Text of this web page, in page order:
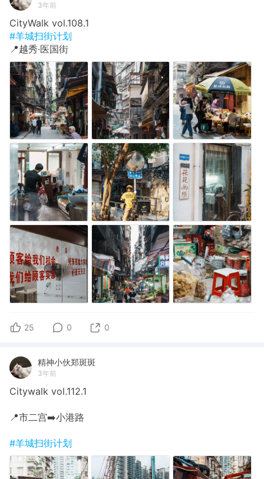
3年前
CityWalk vol.108.1
#羊城扫街计划
📍越秀·医国街
25 0 0
精神小伙郑斑斑
3年前
Citywalk vol.112.1
📍市二宫➡️小港路
#羊城扫街计划